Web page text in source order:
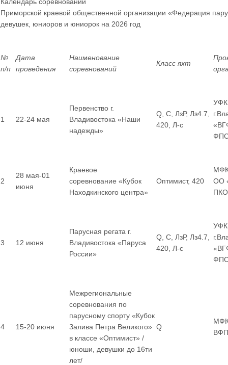
Приморской краевой общественной организации «Федерация
девушек, юниоров и юниорок на 2026 год
№
п/п
Дата
проведения
Наименование
соревнований
Класс яхт
1 22-24 мая
Первенство г.
Владивостока «Наши
надежды»
Q, С, ЛзР, Лз4.7,
420, Л-с
2
28 мая-01
июня
Краевое
соревнование «Кубок
Находкинского центра»
Оптимист, 420
ОО
3 12 июня
Парусная регата г.
Владивостока «Паруса
России»
Q, С, ЛзР, Лз4.7,
420, Л-с
4 15-20 июня
Межрегиональные
соревнования по
парусному спорту «Кубок
Залива Петра Великого»
в классе «Оптимист» /
юноши, девушки до 16ти
лет/
Q